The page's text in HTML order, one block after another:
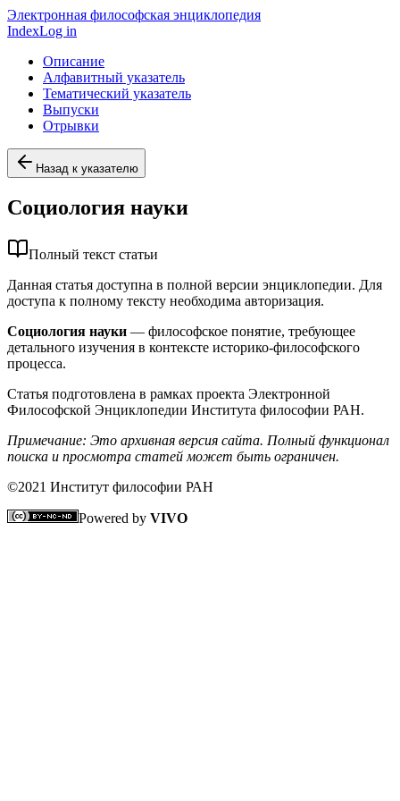
Электронная философская энциклопедия
IndexLog in
Описание
Алфавитный указатель
Тематический указатель
Выпуски
Отрывки
Назад к указателю
Социология науки
Полный текст статьи
Данная статья доступна в полной версии энциклопедии. Для
доступа к полному тексту необходима авторизация.
Социология науки — философское понятие, требующее
детального изучения в контексте историко-философского
процесса.
Статья подготовлена в рамках проекта Электронной
Философской Энциклопедии Института философии РАН.
Примечание: Это архивная версия сайта. Полный функционал
поиска и просмотра статей может быть ограничен.
©2021 Институт философии РАН
Powered by VIVO